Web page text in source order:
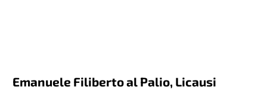
Emanuele Filiberto al Palio, Licausi